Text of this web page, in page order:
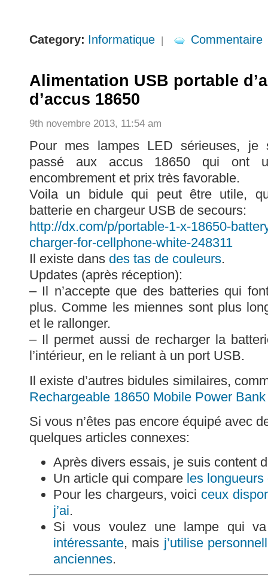
Category: Informatique | Commentaire
Alimentation USB portable
d’accus 18650
9th novembre 2013, 11:54 am
Pour mes lampes LED sérieuses, je
passé aux accus 18650 qui ont
encombrement et prix très favorable.
Voila un bidule qui peut être utile,
batterie en chargeur USB de secours:
http://dx.com/p/portable-1-x-18650-
charger-for-cellphone-white-248311
Il existe dans des tas de couleurs.
Updates (après réception):
– Il n’accepte que des batteries qui
plus. Comme les miennes sont plus
et le rallonger.
– Il permet aussi de recharger la
l’intérieur, en le reliant à un port USB.
Il existe d’autres bidules similaires,
Rechargeable 18650 Mobile Power
Si vous n’êtes pas encore équipé avec
quelques articles connexes:
Après divers essais, je suis content
Un article qui compare les
Pour les chargeurs, voici ceux
j’ai.
Si vous voulez une lampe qui
intéressante, mais j’utilise
anciennes.